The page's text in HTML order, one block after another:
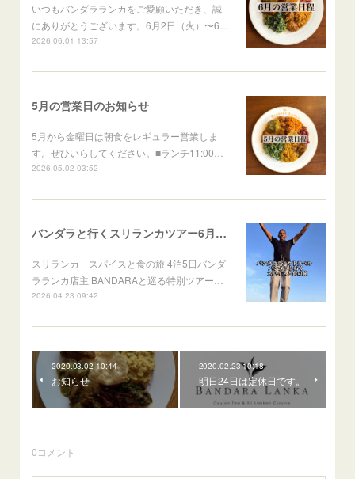
いつもバンダラランカをご愛顧いただき、誠
にありがとうございます。6月2日（火）〜6…
2026.06.01 13:57
5月の営業日のお知らせ
5月から金曜日は朝食をレギュラー営業しま
す。ぜひいらしてください。■ランチ11:00…
2026.05.02 03:52
バンダラと行くスリランカツアー6月出発
スリランカ スパイスと食の旅 4泊5日バンダ
ラランカ店主 BANDARAと巡る特別ツアー…
2026.04.23 09:42
2020.03.02 10:44
お知らせ
2020.02.23 10:18
明日24日は定休日です。
0コメント